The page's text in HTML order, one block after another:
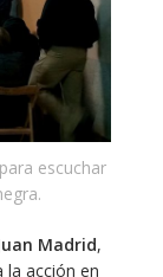
escuchar
Madrid,
la acción en